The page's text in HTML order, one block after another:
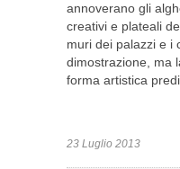
annoverano gli
creativi e plateali
muri dei palazzi e i
dimostrazione, ma
forma artistica
23 Luglio 2013